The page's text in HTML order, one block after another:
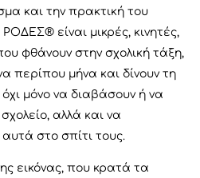
και την πρακτική του
είναι μικρές, κινητές,
φθάνουν στην σχολική τάξη,
περίπου μήνα και δίνουν τη
μόνο να διαβάσουν ή να
αλλά και να
στο σπίτι τους.
εικόνας, που κρατά τα